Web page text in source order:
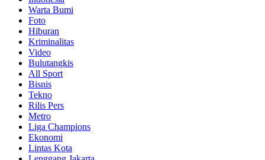
Warta Bumi
Foto
Hiburan
Kriminalitas
Video
Bulutangkis
All Sport
Bisnis
Tekno
Rilis Pers
Metro
Liga Champions
Ekonomi
Lintas Kota